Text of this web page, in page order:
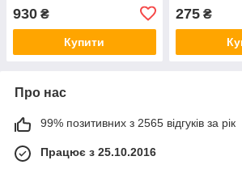
930 ₴
Купити
275₴
Про нас
99% позитивних з 2565 відгуків за рік
Працює з 25.10.2016